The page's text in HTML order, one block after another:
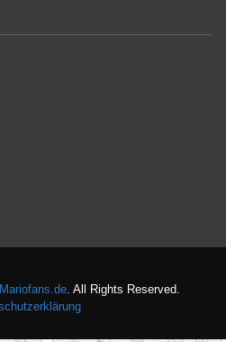
Mariofans.de. All Rights Reserved.